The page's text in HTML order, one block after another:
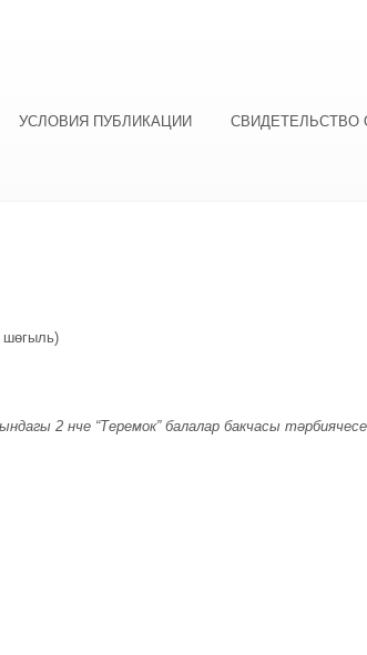
УСЛОВИЯ ПУБЛИКАЦИИ СВИДЕТЕЛЬСТВО
шөгыль)
2 нче “Теремок” балалар бакчасы тәрбиячесе